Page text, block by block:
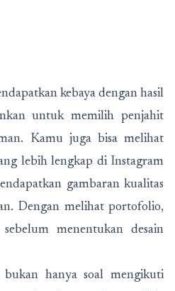
kebaya dengan hasil
untuk memilih penjahit
Kamu juga bisa melihat
lebih lengkap di Instagram
gambaran kualitas
Dengan melihat portofolio,
menentukan desain
hanya soal mengikuti